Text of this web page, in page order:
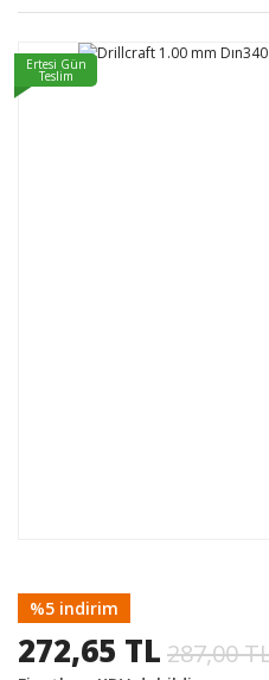
Ertesi Gün
Teslim
%5 indirim
272,65 TL 287,00